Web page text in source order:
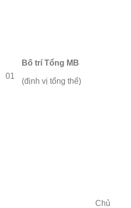
01
Bố trí Tổng MB
(định vị tổng thể)
Chủ